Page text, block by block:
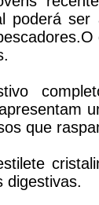
poderá ser
que
digestivas.